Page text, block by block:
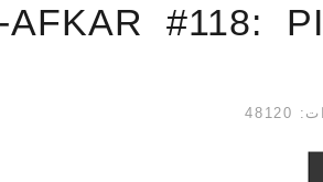
AFKAR #118: